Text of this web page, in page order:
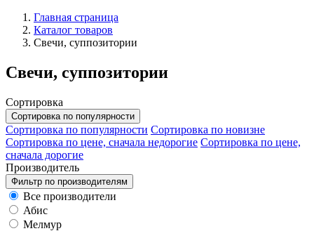
Главная страница
Каталог товаров
Свечи, суппозитории
Свечи, суппозитории
Сортировка
Сортировка по популярности
Сортировка по популярности Сортировка по новизне
Сортировка по цене, сначала недорогие Сортировка по цене,
сначала дорогие
Производитель
Фильтр по производителям
Все производители
Абис
Мелмур